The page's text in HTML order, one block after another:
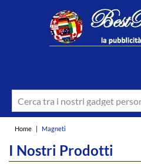
Home | Magneti
I Nostri Prodotti